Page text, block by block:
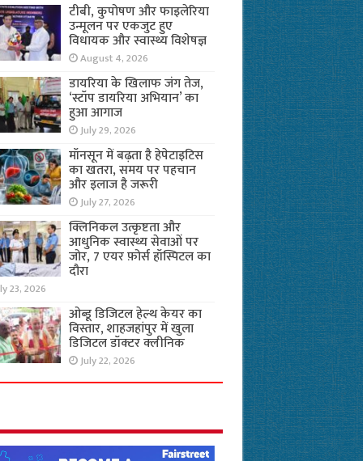
टीबी, कुपोषण और फाइलेरिया
उन्मूलन पर एकजुट हुए
विधायक और स्वास्थ्य विशेषज्ञ
August 4, 2026
डायरिया के खिलाफ जंग तेज,
‘स्टॉप डायरिया अभियान’ का
हुआ आगाज
July 29, 2026
मॉनसून में बढ़ता है हेपेटाइटिस
का खतरा, समय पर पहचान
और इलाज है जरूरी
July 27, 2026
क्लिनिकल उत्कृष्टता और
आधुनिक स्वास्थ्य सेवाओं पर
जोर, 7 एयर फ़ोर्स हॉस्पिटल का
दौरा
23, 2026
ओब्डू डिजिटल हेल्थ केयर का
विस्तार, शाहजहांपुर में खुला
डिजिटल डॉक्टर क्लीनिक
July 22, 2026